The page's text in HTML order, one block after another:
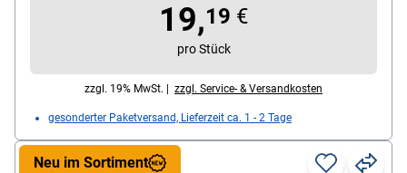
19,19 €
pro Stück
zzgl. 19% MwSt. | zzgl. Service- & Versandkosten
gesonderter Paketversand, Lieferzeit ca. 1 - 2 Tage
Neu im Sortiment